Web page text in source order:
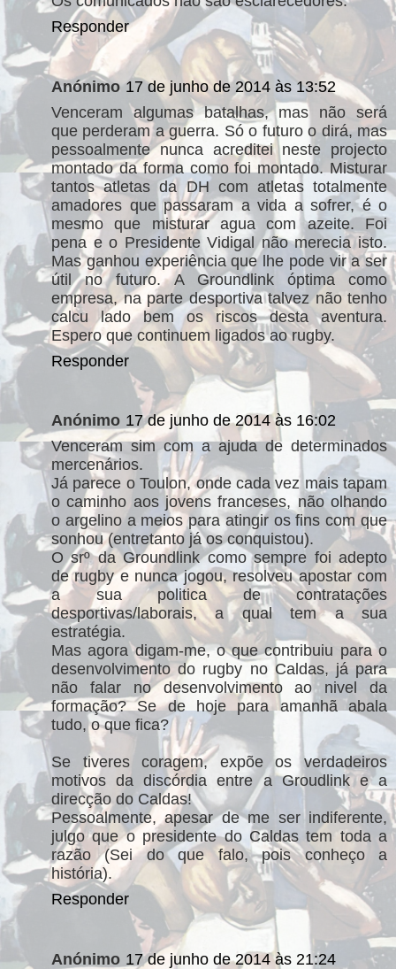
Responder
Anónimo 17 de junho de 2014 às 13:52
Venceram algumas batalhas, mas não será
que perderam a guerra. Só o futuro o dirá, mas
pessoalmente nunca acreditei neste projecto
montado da forma como foi montado. Misturar
tantos atletas da DH com atletas totalmente
amadores que passaram a vida a sofrer, é o
mesmo que misturar agua com azeite. Foi
pena e o Presidente Vidigal não merecia isto.
Mas ganhou experiência que lhe pode vir a ser
útil no futuro. A Groundlink óptima como
empresa, na parte desportiva talvez não tenho
calcu lado bem os riscos desta aventura.
Espero que continuem ligados ao rugby.
Responder
Anónimo 17 de junho de 2014 às 16:02
Venceram sim com a ajuda de determinados
mercenários.
Já parece o Toulon, onde cada vez mais tapam
o caminho aos jovens franceses, não olhando
o argelino a meios para atingir os fins com que
sonhou (entretanto já os conquistou).
O srº da Groundlink como sempre foi adepto
de rugby e nunca jogou, resolveu apostar com
a sua politica de contratações
desportivas/laborais, a qual tem a sua
estratégia.
Mas agora digam-me, o que contribuiu para o
desenvolvimento do rugby no Caldas, já para
não falar no desenvolvimento ao nivel da
formação? Se de hoje para amanhã abala
tudo, o que fica?
Se tiveres coragem, expõe os verdadeiros
motivos da discórdia entre a Groudlink e a
direcção do Caldas!
Pessoalmente, apesar de me ser indiferente,
julgo que o presidente do Caldas tem toda a
razão (Sei do que falo, pois conheço a
história).
Responder
Anónimo 17 de junho de 2014 às 21:24